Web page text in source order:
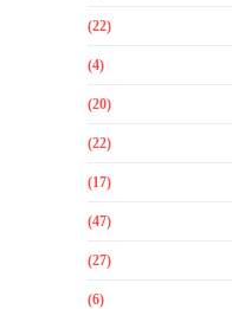
(22)
(4)
(20)
(22)
(17)
(47)
(27)
(6)